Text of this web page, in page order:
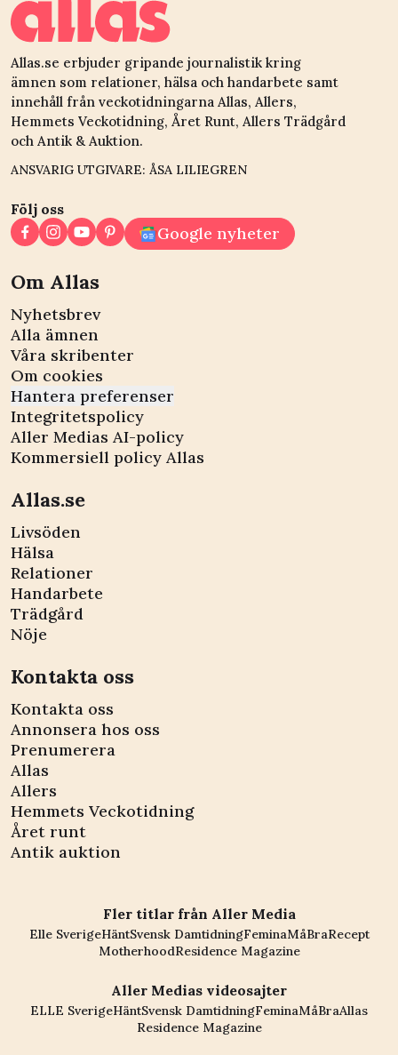
Allas.se erbjuder gripande journalistik kring
ämnen som relationer, hälsa och handarbete samt
innehåll från veckotidningarna Allas, Allers,
Hemmets Veckotidning, Året Runt, Allers Trädgård
och Antik & Auktion.
ANSVARIG UTGIVARE: ÅSA LILIEGREN
Följ oss
Google nyheter
Om Allas
Nyhetsbrev
Alla ämnen
Våra skribenter
Om cookies
Hantera preferenser
Integritetspolicy
Aller Medias AI-policy
Kommersiell policy Allas
Allas.se
Livsöden
Hälsa
Relationer
Handarbete
Trädgård
Nöje
Kontakta oss
Kontakta oss
Annonsera hos oss
Prenumerera
Allas
Allers
Hemmets Veckotidning
Året runt
Antik auktion
Fler titlar från Aller Media
Elle SverigeHäntSvensk DamtidningFeminaMåBraRecept
MotherhoodResidence Magazine
Aller Medias videosajter
ELLE SverigeHäntSvensk DamtidningFeminaMåBraAllas
Residence Magazine